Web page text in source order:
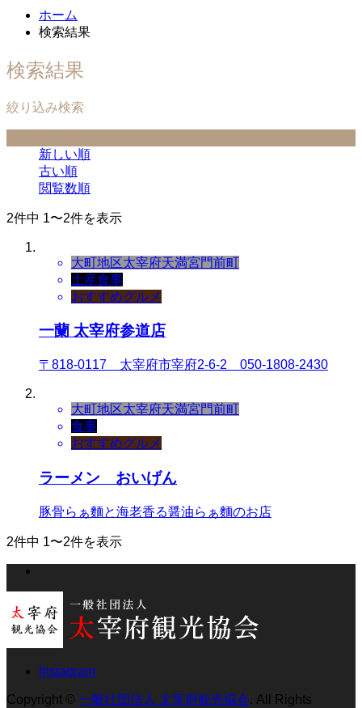
ホーム
検索結果
検索結果
絞り込み検索
新しい順
古い順
閲覧数順
2件中 1〜2件を表示
大町地区太宰府天満宮門前町
土産食事
おすすめグルメ
一蘭 太宰府参道店
〒818-0117 太宰府市宰府2-6-2 050-1808-2430
大町地区太宰府天満宮門前町
食事
おすすめグルメ
ラーメン おいげん
豚骨らぁ麵と海老香る醤油らぁ麵のお店
2件中 1〜2件を表示
Instagram
Copyright © 一般社団法人 太宰府観光協会. All Rights